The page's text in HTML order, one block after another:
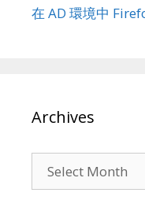
在 AD 環境中
Archives